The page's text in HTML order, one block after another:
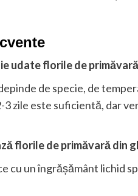
udate florile de
de specie, de
3 zile este suficientă, dar
florile de primăvară din
cu un îngrășământ lichid